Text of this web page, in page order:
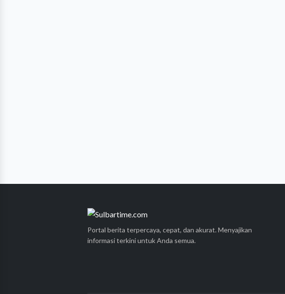
Portal berita terpercaya, cepat, dan akurat. Menyajikan
informasi terkini untuk Anda semua.